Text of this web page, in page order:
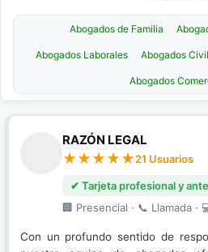
Abogados de Familia
Abogados Laborales Abogados
Abogados
RAZÓN LEGAL
21 Usuarios
✔ Tarjeta profesional y
🏢 Presencial · 📞 Llamada ·
Con un profundo sentido de